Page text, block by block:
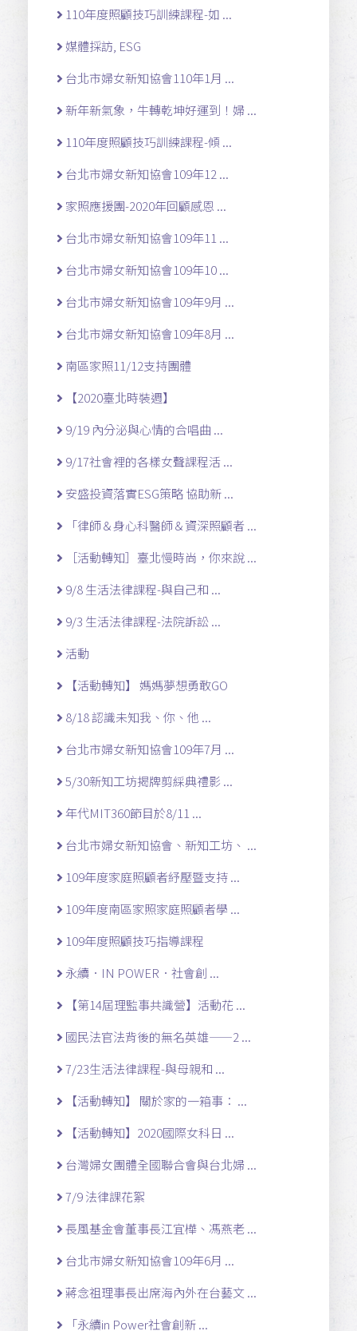
110年度照顧技巧訓練課程-如 ...
媒體採訪, ESG
台北市婦女新知協會110年1月 ...
新年新氣象，牛轉乾坤好運到！婦 ...
110年度照顧技巧訓練課程-傾 ...
台北市婦女新知協會109年12 ...
家照應援團-2020年回顧感恩 ...
台北市婦女新知協會109年11 ...
台北市婦女新知協會109年10 ...
台北市婦女新知協會109年9月 ...
台北市婦女新知協會109年8月 ...
南區家照11/12支持團體
【2020臺北時裝週】
9/19 內分泌與心情的合唱曲 ...
9/17社會裡的各樣女聲課程活 ...
安盛投資落實ESG策略 協助新 ...
「律師＆身心科醫師＆資深照顧者 ...
［活動轉知］臺北慢時尚，你來說 ...
9/8 生活法律課程-與自己和 ...
9/3 生活法律課程-法院訴訟 ...
活動
【活動轉知】 媽媽夢想勇敢GO
8/18 認識未知我、你、他 ...
台北市婦女新知協會109年7月 ...
5/30新知工坊揭牌剪綵典禮影 ...
年代MIT360節目於8/11 ...
台北市婦女新知協會、新知工坊、 ...
109年度家庭照顧者紓壓暨支持 ...
109年度南區家照家庭照顧者學 ...
109年度照顧技巧指導課程
永續．IN POWER．社會創 ...
【第14屆理監事共識營】活動花 ...
國民法官法背後的無名英雄——2 ...
7/23生活法律課程-與母親和 ...
【活動轉知】 關於家的一箱事： ...
【活動轉知】2020國際女科日 ...
台灣婦女團體全國聯合會與台北婦 ...
7/9 法律課花絮
長風基金會董事長江宜樺、馮燕老 ...
台北市婦女新知協會109年6月 ...
蔣念祖理事長出席海內外在台藝文 ...
「永續in Power社會創新 ...